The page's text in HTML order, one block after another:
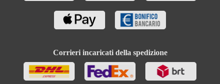
Corrieri incaricati della spedizione